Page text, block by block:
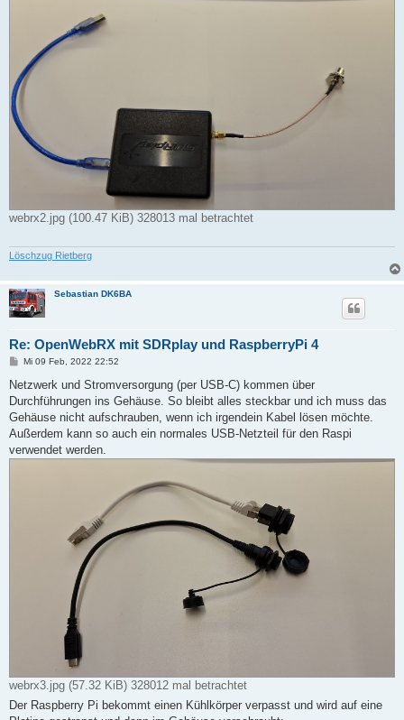
webrx2.jpg (100.47 KiB) 328013 mal betrachtet
Löschzug Rietberg
Sebastian DK6BA
Re: OpenWebRX mit SDRplay und RaspberryPi 4
B
i
r
a
Mi 09 Feb, 2022 22:52
Netzwerk und Stromversorgung (per USB-C) kommen über
Durchführungen ins Gehäuse. So bleibt alles steckbar und ich muss das
Gehäuse nicht aufschrauben, wenn ich irgendein Kabel lösen möchte.
Außerdem kann so auch ein normales USB-Netzteil für den Raspi
verwendet werden.
webrx3.jpg (57.32 KiB) 328012 mal betrachtet
Der Raspberry Pi bekommt einen Kühlkörper verpasst und wird auf eine